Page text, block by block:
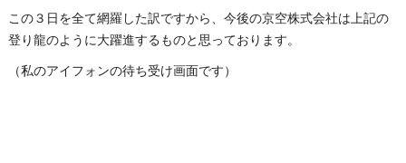
この３日を全て網羅した訳ですから、今後の京空株式会社は上記の
登り龍のように大躍進するものと思っております。
（私のアイフォンの待ち受け画面です）